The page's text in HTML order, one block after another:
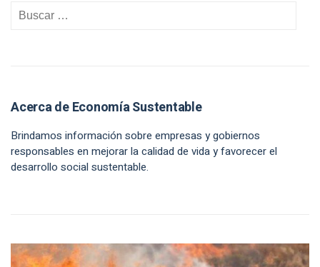
Acerca de Economía Sustentable
Brindamos información sobre empresas y gobiernos
responsables en mejorar la calidad de vida y favorecer el
desarrollo social sustentable.